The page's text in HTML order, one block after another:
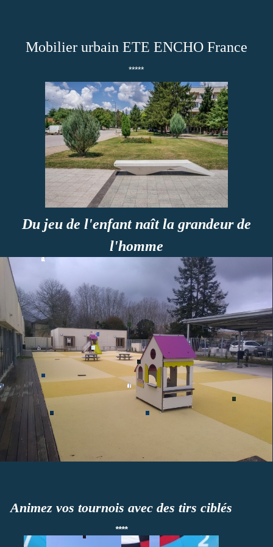
Mobilier urbain ETE ENCHO France
*****
Du jeu de l'enfant naît la grandeur de
l'homme
Animez vos tournois avec des tirs ciblés
****